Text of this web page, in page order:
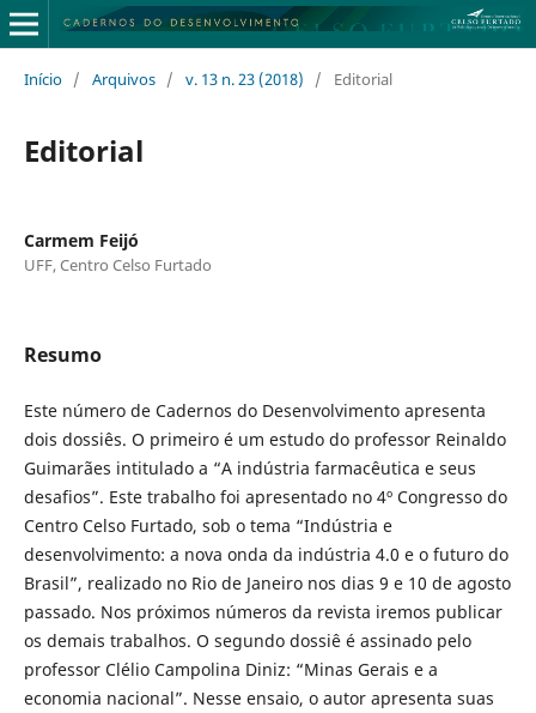
Início / Arquivos / v. 13 n. 23 (2018) / Editorial
Editorial
Carmem Feijó
UFF, Centro Celso Furtado
Resumo
Este número de Cadernos do Desenvolvimento apresenta
dois dossiês. O primeiro é um estudo do professor Reinaldo
Guimarães intitulado a “A indústria farmacêutica e seus
desafios”. Este trabalho foi apresentado no 4º Congresso do
Centro Celso Furtado, sob o tema “Indústria e
desenvolvimento: a nova onda da indústria 4.0 e o futuro do
Brasil”, realizado no Rio de Janeiro nos dias 9 e 10 de agosto
passado. Nos próximos números da revista iremos publicar
os demais trabalhos. O segundo dossiê é assinado pelo
professor Clélio Campolina Diniz: “Minas Gerais e a
economia nacional”. Nesse ensaio, o autor apresenta suas